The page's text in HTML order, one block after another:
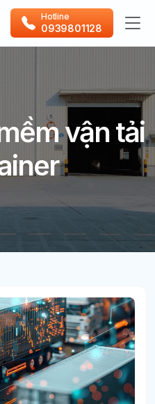
Hotline
0939801128
vận tải